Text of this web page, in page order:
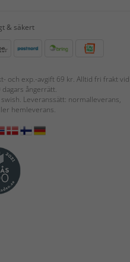
& säkert
och exp.-avgift 69 kr. Alltid fri frakt vid
ångerrätt.
Leveranssätt: normalleverans,
hemleverans.